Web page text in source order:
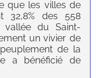
que les villes de
32,8% des 558
vallée du Saint-
un vivier de
de la
a bénéficié de